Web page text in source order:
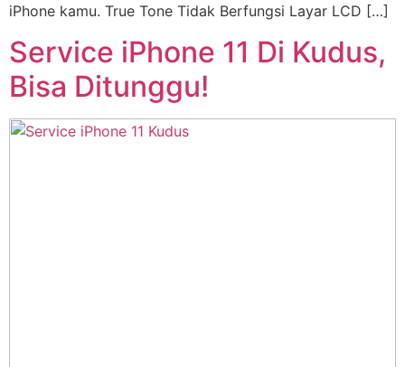
iPhone kamu. True Tone Tidak Berfungsi Layar LCD […]
Service iPhone 11 Di Kudus,
Bisa Ditunggu!